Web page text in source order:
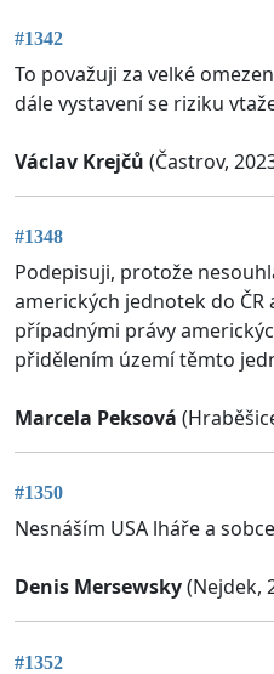
#1342
To považuji za velké
dále vystavení se riziku
Václav Krejčů (Častrov,
#1348
Podepisuji, protože
amerických jednotek do ČR
případnými právy
přidělením území těmto
Marcela Peksová
#1350
Nesnáším USA lháře a sobce
Denis Mersewsky(Nejdek,
#1352